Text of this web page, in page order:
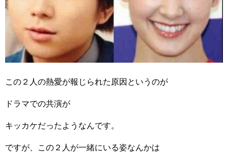
この２人の熱愛が報じられた原因というのが
ドラマでの共演が
キッカケだったようなんです。
ですが、この２人が一緒にいる姿なんかは